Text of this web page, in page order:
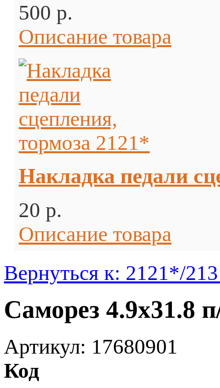
500 p.
Описание товара
Накладка педали
20 p.
Описание товара
Вернуться к: 2121*/
Саморез 4.9х31.8
Артикул: 17680901
Код